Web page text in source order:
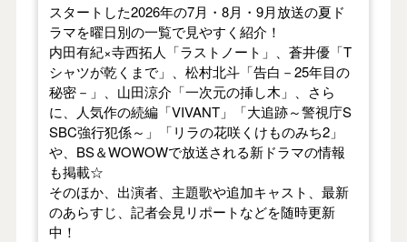
スタートした2026年の7月・8月・9月放送の夏ド
ラマを曜日別の一覧で見やすく紹介！
内田有紀×寺西拓人「ラストノート」、蒼井優「T
シャツが乾くまで」、松村北斗「告白－25年目の
秘密－」、山田涼介「一次元の挿し木」、さら
に、人気作の続編「VIVANT」「大追跡～警視庁S
SBC強行犯係～」「リラの花咲くけものみち2」
や、BS＆WOWOWで放送される新ドラマの情報
も掲載☆
そのほか、出演者、主題歌や追加キャスト、最新
のあらすじ、記者会見リポートなどを随時更新
中！